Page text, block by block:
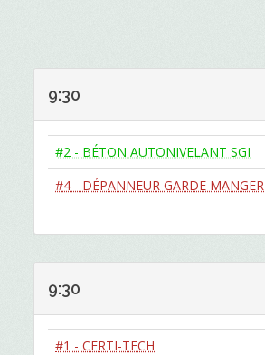
9:30
#2 - BÉTON AUTONIVELANT SGI
#4 - DÉPANNEUR GARDE MANGER
9:30
#1 - CERTI-TECH